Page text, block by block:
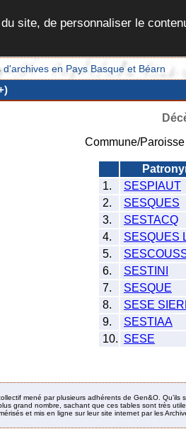
site, de personnaliser le
en Pays Basque et Béarn
Commune/Paroisse
1.
SESPIAUT
2.
SESQUES
3.
SESTACQ
4.
SESQUES
5.
6.
SESTINI
7.
SESQUE
8.
SESE
9.
SESTIAA
10. SESE
mené par plusieurs adhérents de Gen&O. Qu’ils
grand nombre, sachant que ces tables sont très
et mis en ligne sur leur site internet par les